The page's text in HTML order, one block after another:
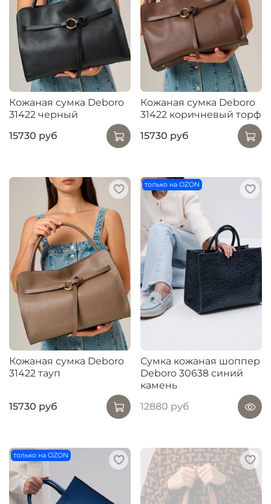
Кожаная сумка Deboro
31422 черный
15730 руб
Кожаная сумка Deboro
31422 коричневый торф
15730 руб
Кожаная сумка Deboro
31422 тауп
15730 руб
только на OZON
Сумка кожаная шоппер
Deboro 30638 синий
камень
12880 руб
только на OZON